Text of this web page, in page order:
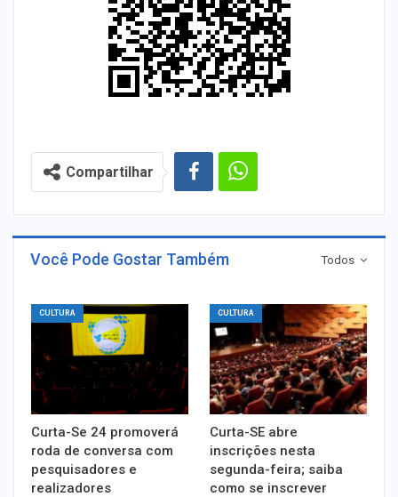
Compartilhar
Todos
Você Pode Gostar Também
CULTURA
Curta-Se 24 promoverá
roda de conversa com
pesquisadores e
realizadores
CULTURA
Curta-SE abre
inscrições nesta
segunda-feira; saiba
como se inscrever